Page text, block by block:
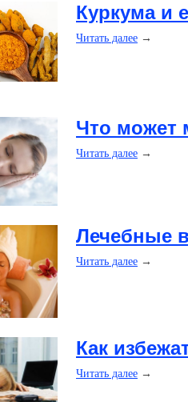
Куркума и
Читать далее →
Что может
Читать далее →
Лечебные
Читать далее →
Как
Читать далее →